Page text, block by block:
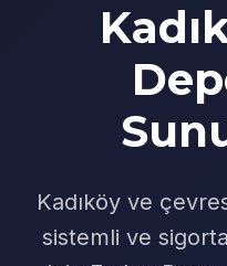
Kadıköy ve
sistemli ve